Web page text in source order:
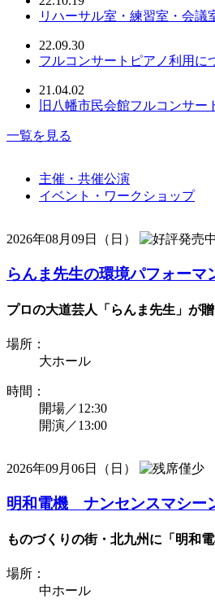
リハーサル室・練習室・会議
22.09.30
フルコンサートピアノ利用に
21.04.02
旧八幡市民会館フルコンサー
一覧を見る
主催・共催公演
イベント・ワークショップ
2026年08月09日（日）
らんま先生の環境パフォーマ
プロの大道芸人「らんま先生」が
場所：
大ホール
時間：
開場／12:30
開演／13:00
2026年09月06日（日）
明和電機 ナンセンスマシー
ものづくりの街・北九州に「明和
場所：
中ホール